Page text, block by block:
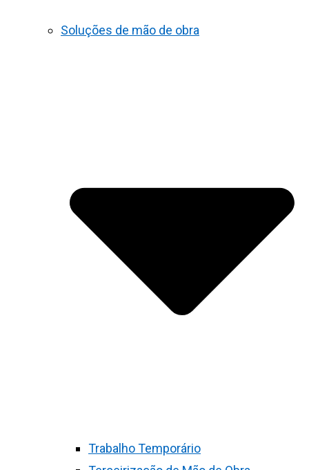
Soluções de mão de obra
Trabalho Temporário